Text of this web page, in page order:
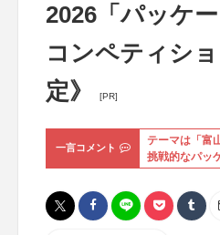
2026「パッケ
コンペティシ
定》
[PR]
一言コメント
テーマは「富
挑戦的なパッ